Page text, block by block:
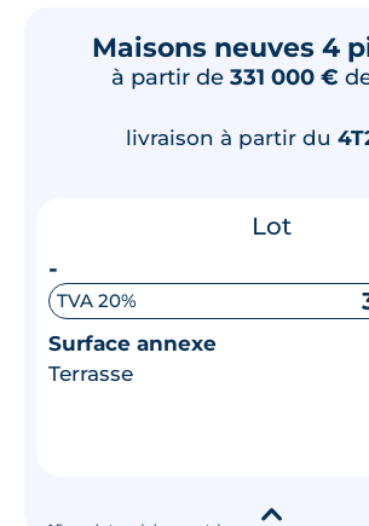
Maisons neuves 4
à partir de 331 000 €
livraison à partir du
Lot
-
TVA 20%
Surface annexe
Terrasse
▾